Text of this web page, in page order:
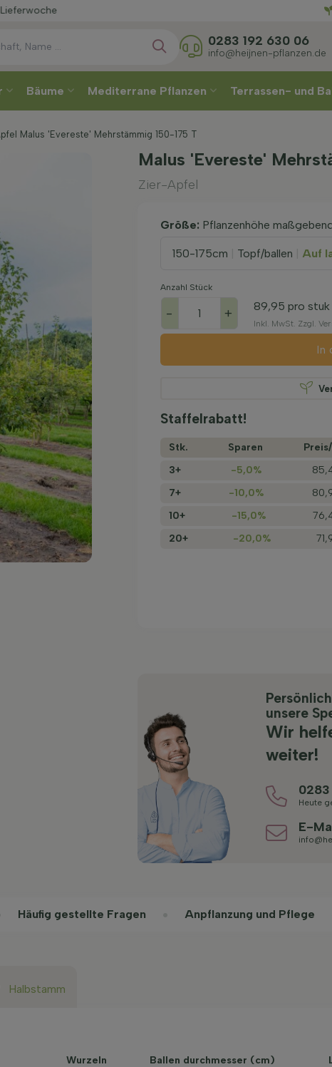
0283 192 630 06
info@heijnen-pflanzen.de
Bäume Mediterrane Pflanzen Terrassen- und
Malus 'Evereste' Mehrstämmig 150-175 T
Malus 'Evereste'
Zier-Apfel
Größe: Pflanzenhöhe
150-175cm Topf/ballen Auf
Anzahl Stück
- + 89,95 pro stuk
Inkl. MwSt. Zzgl.
In
Staffelrabatt!
Stk. Sparen
3+
-5,0%
7+
-10,0%
10+
-15,0%
20+
-20,0%
unsere
Wir
weiter!
Heute
E-
Häufig gestellte Fragen Anpflanzung und Pflege
Halbstamm
Wurzeln Ballen durchmesser (cm)